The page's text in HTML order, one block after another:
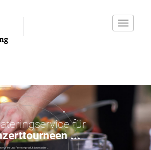
für
...
Film-und Fernsehproduktionen oder ...